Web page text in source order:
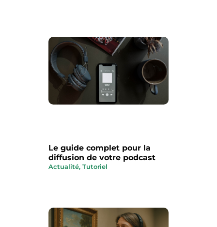
Le guide complet pour la
diffusion de votre podcast
Actualité, Tutoriel